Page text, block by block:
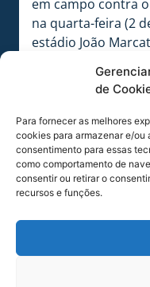
de
Para fornecer as melhores
cookies para armazenar e/ou
consentimento para essas
como comportamento de
consentir ou retirar o
recursos e funções.
em campo contra
na quarta-feira (2
estádio João
positiva na
feira (1º de
preparação para o
Campeonato
trabalhos da